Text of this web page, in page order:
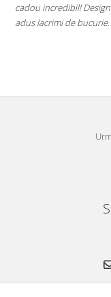
cadou incredibil!
adus lacrimi de